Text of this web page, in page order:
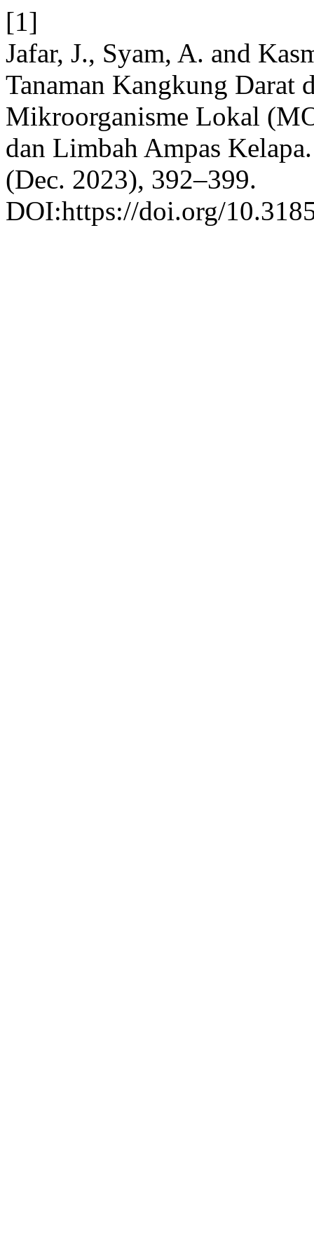
[1]
Jafar, J., Syam, A. and
Tanaman Kangkung Darat
Mikroorganisme Lokal
dan Limbah Ampas
(Dec. 2023), 392–399.
DOI:https://doi.org/